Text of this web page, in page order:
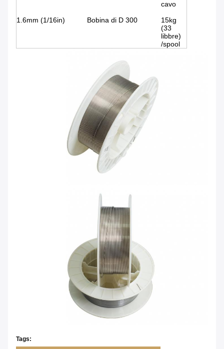
cavo
1.6mm (1/16in)
Bobina di D 300
15kg
(33
libbre)
/spool
Tags: